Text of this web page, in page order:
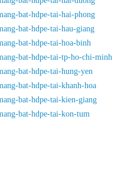
bat-hdpe-tai-hai-phong
bat-hdpe-tai-hau-giang
bat-hdpe-tai-hoa-binh
bat-hdpe-tai-tp-ho-chi-minh
bat-hdpe-tai-hung-yen
bat-hdpe-tai-khanh-hoa
bat-hdpe-tai-kien-giang
bat-hdpe-tai-kon-tum